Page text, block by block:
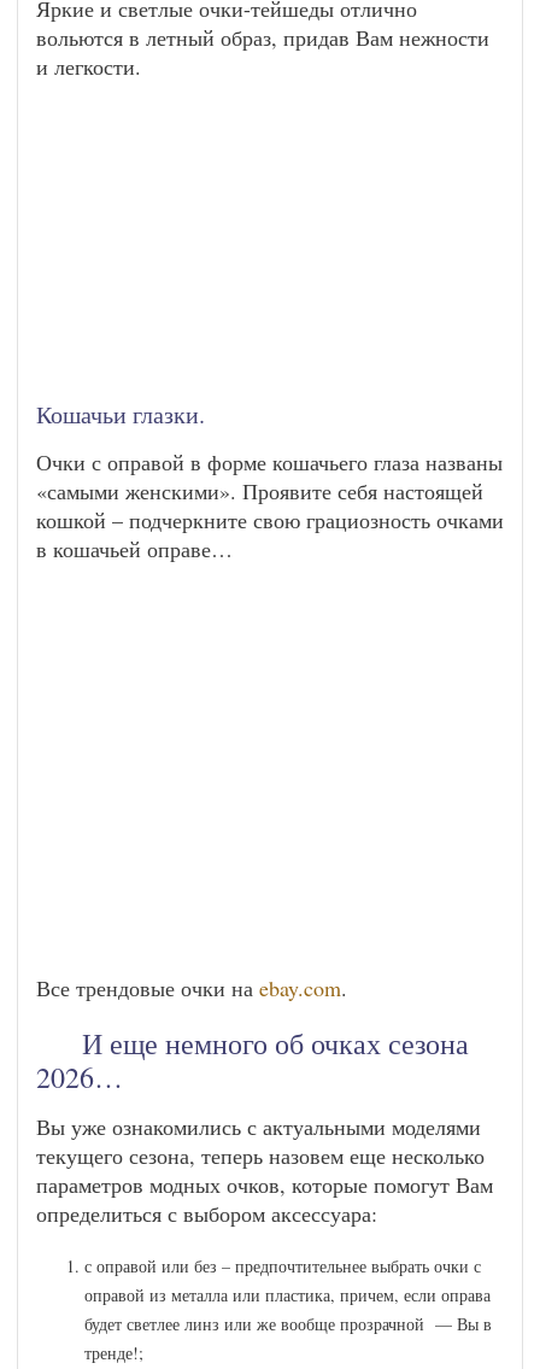
Яркие и светлые очки-тейшеды отлично
вольются в летный образ, придав Вам нежности
и легкости.
Кошачьи глазки.
Очки с оправой в форме кошачьего глаза названы
«самыми женскими». Проявите себя настоящей
кошкой – подчеркните свою грациозность очками
в кошачьей оправе…
Все трендовые очки на ebay.com.
И еще немного об очках сезона
2026…
Вы уже ознакомились с актуальными моделями
текущего сезона, теперь назовем еще несколько
параметров модных очков, которые помогут Вам
определиться с выбором аксессуара:
с оправой или без – предпочтительнее выбрать очки с
оправой из металла или пластика, причем, если оправа
будет светлее линз или же вообще прозрачной — Вы в
тренде!;